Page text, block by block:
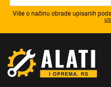
Više o načinu obrade upisanih